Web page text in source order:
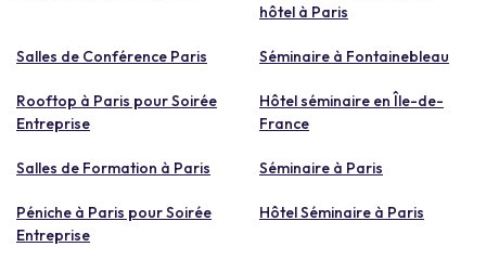
hôtel à Paris
Salles de Conférence Paris Séminaire à Fontainebleau
Rooftop à Paris pour Soirée
Entreprise
Hôtel séminaire en Île-de-
France
Salles de Formation à Paris Séminaire à Paris
Péniche à Paris pour Soirée
Entreprise
Hôtel Séminaire à Paris